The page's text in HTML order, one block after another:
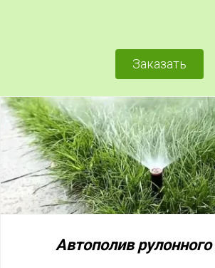
Заказать
Автополиврулонного